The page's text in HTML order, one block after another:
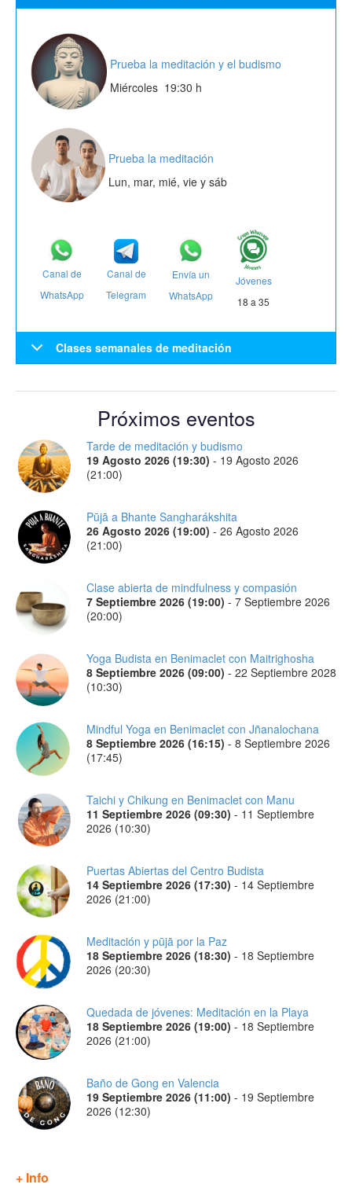
Prueba la meditación y el budismo
Miércoles 19:30 h
Prueba la meditación
Lun, mar, mié, vie y sáb
Canal de
WhatsApp
Canal de
Telegram
Envía un
WhatsApp
Jóvenes
18 a 35
Clases semanales de meditación
Próximos eventos
Tarde de meditación y budismo
19 Agosto 2026 (19:30) - 19 Agosto 2026
(21:00)
Pūjā a Bhante Sangharákshita
26 Agosto 2026 (19:00) - 26 Agosto 2026
(21:00)
Clase abierta de mindfulness y compasión
7 Septiembre 2026 (19:00) - 7 Septiembre 2026
(20:00)
Yoga Budista en Benimaclet con Maitrighosha
8 Septiembre 2026 (09:00) - 22 Septiembre 2028
(10:30)
Mindful Yoga en Benimaclet con Jñanalochana
8 Septiembre 2026 (16:15) - 8 Septiembre 2026
(17:45)
Taichi y Chikung en Benimaclet con Manu
11 Septiembre 2026 (09:30) - 11 Septiembre
2026 (10:30)
Puertas Abiertas del Centro Budista
14 Septiembre 2026 (17:30) - 14 Septiembre
2026 (21:00)
Meditación y pūjā por la Paz
18 Septiembre 2026 (18:30) - 18 Septiembre
2026 (20:30)
Quedada de jóvenes: Meditación en la Playa
18 Septiembre 2026 (19:00) - 18 Septiembre
2026 (21:00)
Baño de Gong en Valencia
19 Septiembre 2026 (11:00) - 19 Septiembre
2026 (12:30)
+ Info